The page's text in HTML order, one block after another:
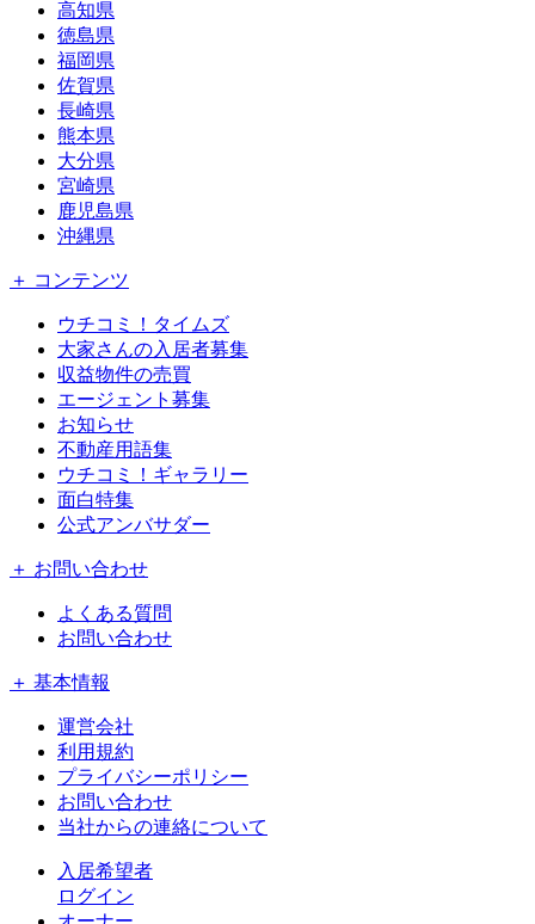
高知県
徳島県
福岡県
佐賀県
長崎県
熊本県
大分県
宮崎県
鹿児島県
沖縄県
＋ コンテンツ
ウチコミ！タイムズ
大家さんの入居者募集
収益物件の売買
エージェント募集
お知らせ
不動産用語集
ウチコミ！ギャラリー
面白特集
公式アンバサダー
＋ お問い合わせ
よくある質問
お問い合わせ
＋ 基本情報
運営会社
利用規約
プライバシーポリシー
お問い合わせ
当社からの連絡について
入居希望者
ログイン